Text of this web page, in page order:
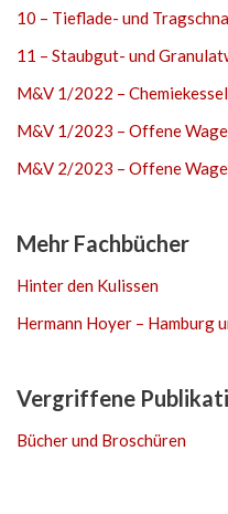
10 – Tieflade- und
11 – Staubgut- und
M&V 1/2022 –
M&V 1/2023 – Offene
M&V 2/2023 – Offene
Mehr Fachbücher
Hinter den Kulissen
Hermann Hoyer – Hamburg
Vergriffene
Bücher und Broschüren